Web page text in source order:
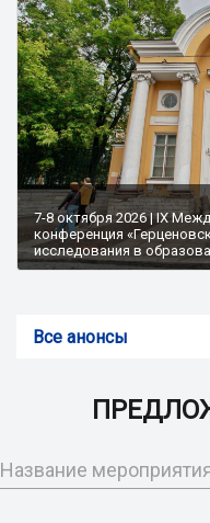
7-8 октября 2026 | IX
конференция
исследования в
Все анонсы
Название